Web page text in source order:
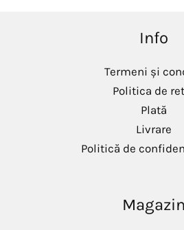
Info
Termeni și
Politica de
Plată
Livrare
Politică de
Magazin